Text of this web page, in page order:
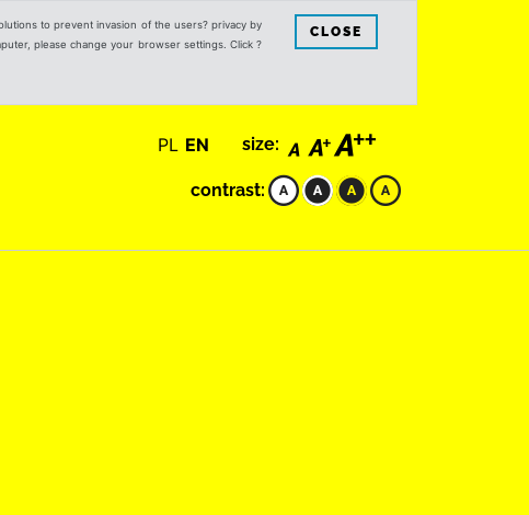
to prevent invasion of the users? privacy by
please change your browser settings. Click ?
CLOSE
PL EN size:
contrast: